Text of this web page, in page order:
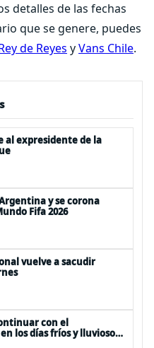
detalles de las fechas
que se genere, puedes
de Reyes yVans Chile.
al expresidente de la
y se corona
Fifa 2026
vuelve a sacudir
con el
los días fríos y lluviosos